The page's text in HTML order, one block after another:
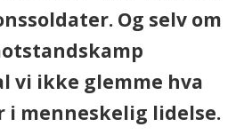
Og selv om
vi ikke glemme hva
i menneskelig lidelse.